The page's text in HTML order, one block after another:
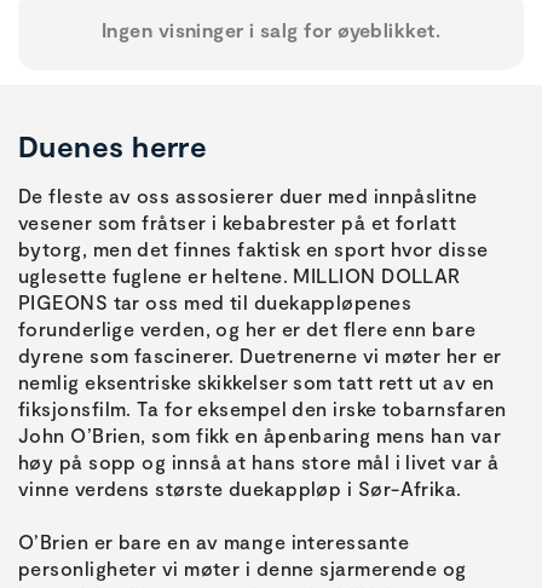
Ingen visninger i salg for øyeblikket.
Duenes herre
De fleste av oss assosierer duer med innpåslitne
vesener som fråtser i kebabrester på et forlatt
bytorg, men det finnes faktisk en sport hvor disse
uglesette fuglene er heltene. MILLION DOLLAR
PIGEONS tar oss med til duekappløpenes
forunderlige verden, og her er det flere enn bare
dyrene som fascinerer. Duetrenerne vi møter her er
nemlig eksentriske skikkelser som tatt rett ut av en
fiksjonsfilm. Ta for eksempel den irske tobarnsfaren
John O’Brien, som fikk en åpenbaring mens han var
høy på sopp og innså at hans store mål i livet var å
vinne verdens største duekappløp i Sør-Afrika.
O’Brien er bare en av mange interessante
personligheter vi møter i denne sjarmerende og